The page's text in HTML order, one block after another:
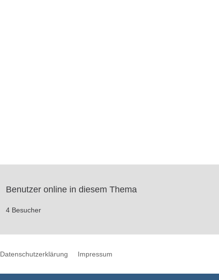
Benutzer online in diesem Thema
4 Besucher
Datenschutzerklärung Impressum